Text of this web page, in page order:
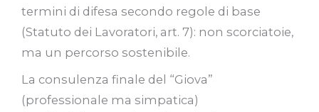
termini di difesa secondo regole di base
(Statuto dei Lavoratori, art. 7): non scorciatoie,
ma un percorso sostenibile.
La consulenza finale del “Giova”
(professionale ma simpatica)